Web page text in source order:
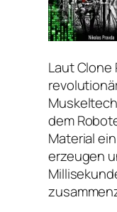
Laut
dem
Material
erzeugen